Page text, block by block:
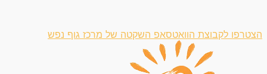
הצטרפו לקבוצת הוואטסאפ השקטה של מרכז גוף נפש